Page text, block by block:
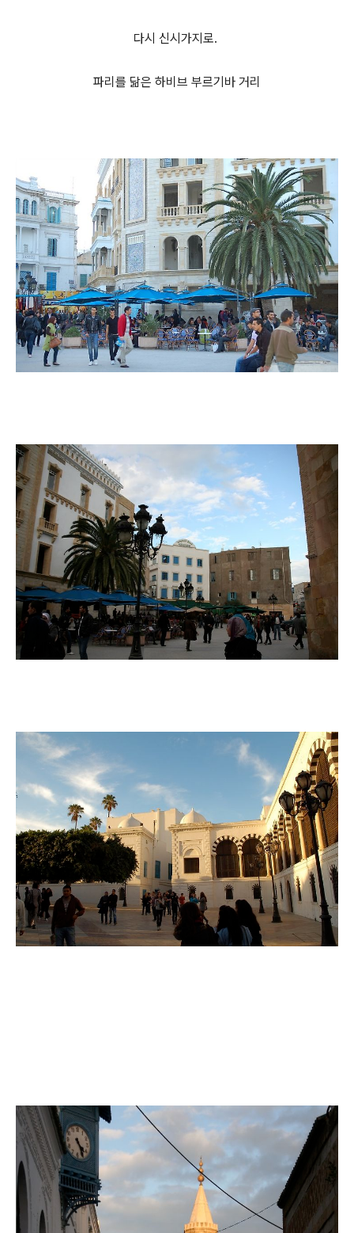
다시 신시가지로.
파리를 닮은 하비브 부르기바 거리